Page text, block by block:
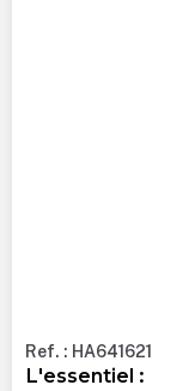
Ref. : HA641621
L'essentiel :